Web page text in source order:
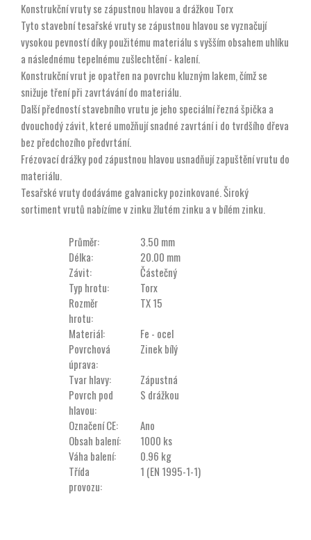
Konstrukční vruty se zápustnou hlavou a drážkou Torx
Tyto stavební tesařské vruty se zápustnou hlavou se vyznačují
vysokou pevností díky použitému materiálu s vyšším obsahem uhlíku
a následnému tepelnému zušlechtění - kalení.
Konstrukční vrut je opatřen na povrchu kluzným lakem, čímž se
snižuje tření při zavrtávání do materiálu.
Další předností stavebního vrutu je jeho speciální řezná špička a
dvouchodý závit, které umožňují snadné zavrtání i do tvrdšího dřeva
bez předchozího předvrtání.
Frézovací drážky pod zápustnou hlavou usnadňují zapuštění vrutu do
materiálu.
Tesařské vruty dodáváme galvanicky pozinkované. Široký
sortiment vrutů nabízíme v zinku žlutém zinku a v bílém zinku.
Průměr:
3.50 mm
Délka:
20.00 mm
Závit:
Částečný
Typ hrotu:
Torx
Rozměr
hrotu:
TX 15
Materiál:
Fe - ocel
Povrchová
úprava:
Zinek bílý
Tvar hlavy:
Zápustná
Povrch pod
hlavou:
S drážkou
Označení CE:
Ano
Obsah balení:
1000 ks
Váha balení:
0.96 kg
Třída
provozu:
1 (EN 1995-1-1)